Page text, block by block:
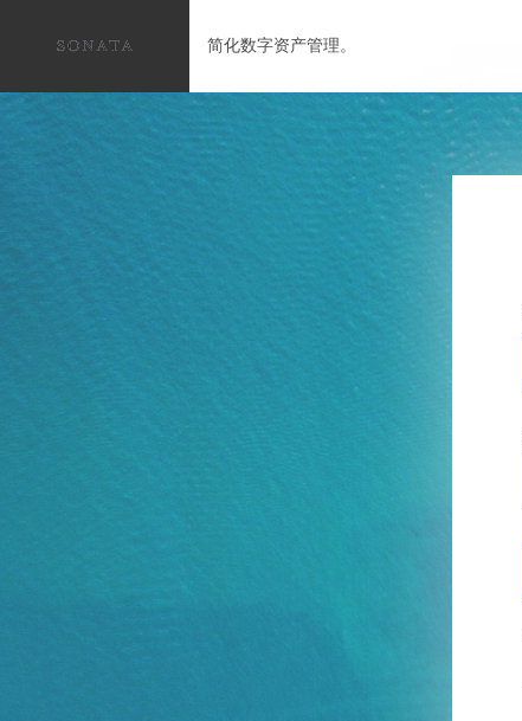
简化数字资产管理。